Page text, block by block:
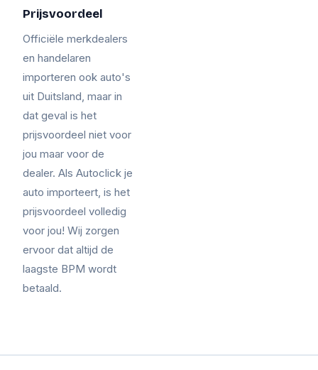
Prijsvoordeel
Officiële merkdealers
en handelaren
importeren ook auto's
uit Duitsland, maar in
dat geval is het
prijsvoordeel niet voor
jou maar voor de
dealer. Als Autoclick je
auto importeert, is het
prijsvoordeel volledig
voor jou! Wij zorgen
ervoor dat altijd de
laagste BPM wordt
betaald.